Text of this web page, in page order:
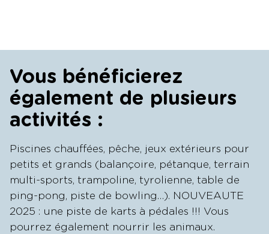
Vous bénéficierez
également de plusieurs
activités :
Piscines chauffées, pêche, jeux extérieurs pour
petits et grands (balançoire, pétanque, terrain
multi-sports, trampoline, tyrolienne, table de
ping-pong, piste de bowling…). NOUVEAUTE
2025 : une piste de karts à pédales !!! Vous
pourrez également nourrir les animaux.